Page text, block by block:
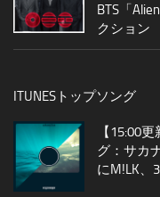
BTS「
クション
ITUNESトップソング
【15:00
グ：サカ
にM!LK、